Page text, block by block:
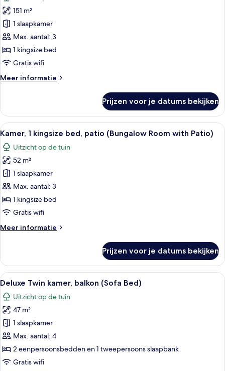
Bungalow,
slaapkamer,
open
haard
3)
151 m²
1 slaapkamer
Max. aantal: 3
1 kingsize bed
Gratis wifi
Meer informatie
Meer
1
slaapkamer,
open
(Bungalow
3)
Prijzen voor je datums bekijken
Alle
foto's
voor
Kamer,
kingsize
bed,
patio
Room
laden
Een hotelkamer met een hemelbed,
6
Kamer, 1 kingsize bed, patio (Bungalow Room with Patio)
Uitzicht op de tuin
52 m²
1 slaapkamer
Max. aantal: 3
1 kingsize bed
Gratis wifi
Meer informatie
Meer
1
kingsize
bed,
(Bungalow
Room
with
Patio)
Prijzen voor je datums bekijken
Alle
foto's
voor
Deluxe
Twin
kamer,
balkon
(Sofa
Hotelkamer met twee bedden, een
6
Deluxe Twin kamer, balkon (Sofa Bed)
Uitzicht op de tuin
47 m²
1 slaapkamer
Max. aantal: 4
2 eenpersoonsbedden en 1 tweepersoons slaapbank
Gratis wifi